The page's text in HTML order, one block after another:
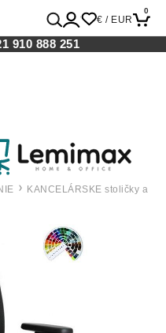
€ / EUR
0
910 888 251
KANCELÁRSKE stoličky a